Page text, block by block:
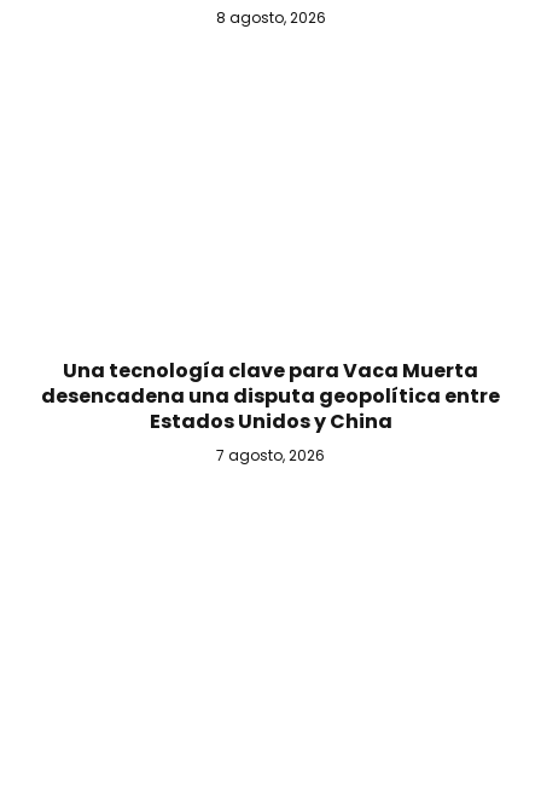
8 agosto, 2026
Una tecnología clave para Vaca Muerta
desencadena una disputa geopolítica entre
Estados Unidos y China
7 agosto, 2026